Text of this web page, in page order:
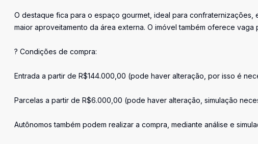
O destaque fica para o espaço gourmet, ideal para
maior aproveitamento da área externa. O imóvel também oferece
? Condições de compra:
Entrada a partir de R$144.000,00 (pode haver alteração, por isso é
Parcelas a partir de R$6.000,00 (pode haver alteração, simulação
Autônomos também podem realizar a compra, mediante análise e